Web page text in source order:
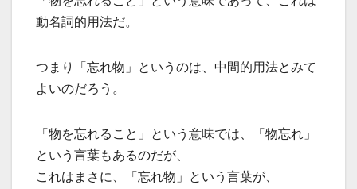
動名詞的用法だ。
つまり「忘れ物」というのは、中間的用法とみて
よいのだろう。
「物を忘れること」という意味では、「物忘れ」
という言葉もあるのだが、
これはまさに、「忘れ物」という言葉が、